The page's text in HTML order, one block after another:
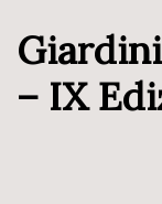
– IX